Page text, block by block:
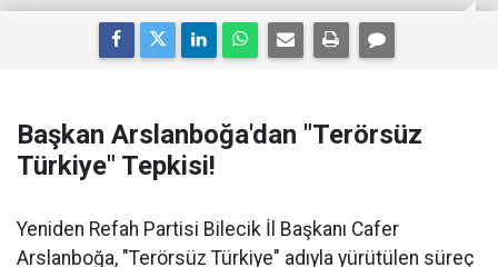
Başkan Arslanboğa'dan "Terörsüz
Türkiye" Tepkisi!
Yeniden Refah Partisi Bilecik İl Başkanı Cafer
Arslanboğa, "Terörsüz Türkiye" adıyla yürütülen süreç